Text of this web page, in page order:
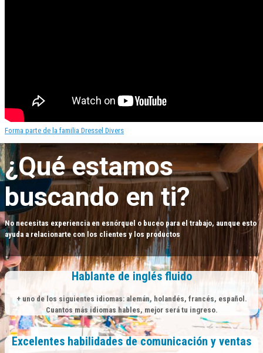
Forma parte de la familia Dressel Divers
¿Qué estamos
buscando en ti?
No necesitas experiencia en esnórquel o buceo para el trabajo, aunque esto
ayuda a relacionarte con los clientes y los productos
Hablante de inglés fluido
+uno de los siguientes idiomas: alemán, holandés, francés, español.
Cuantos más idiomas hables, mejor será tu ingreso.
Excelentes habilidades de comunicación y ventas